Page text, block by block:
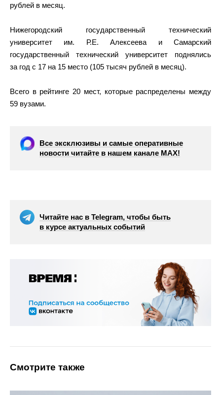
рублей в месяц.
Нижегородский государственный технический
университет им. Р.Е. Алексеева и Самарский
государственный технический университет поднялись
за год с 17 на 15 место (105 тысяч рублей в месяц).
Всего в рейтинге 20 мест, которые распределены между
59 вузами.
Все эксклюзивы и самые оперативные
новости читайте в нашем канале МАХ!
Читайте нас в Telegram, чтобы быть
в курсе актуальных событий
Смотрите также